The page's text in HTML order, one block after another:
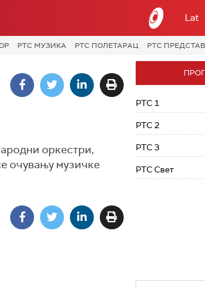
Lat
РТС МУЗИКА РТС ПОЛЕТАРАЦ РТС
оркестри,
очувању музичке
РТС 1
РТС 2
РТС 3
РТС Свет